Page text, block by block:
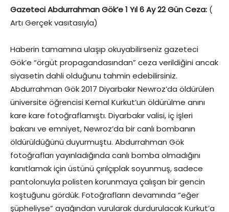
Gazeteci Abdurrahman Gök’e 1 Yıl 6 Ay 22 Gün Ceza: (
Artı Gerçek vasıtasıyla)
Haberin tamamına ulaşıp okuyabilirseniz gazeteci
Gök’e “örgüt propagandasından” ceza verildiğini ancak
siyasetin dahli olduğunu tahmin edebilirsiniz.
Abdurrahman Gök 2017 Diyarbakır Newroz’da öldürülen
üniversite öğrencisi Kemal Kurkut’un öldürülme anını
kare kare fotoğraflamıştı. Diyarbakır valisi, iç işleri
bakanı ve emniyet, Newroz’da bir canlı bombanın
öldürüldüğünü duyurmuştu. Abdurrahman Gök
fotoğrafları yayınladığında canlı bomba olmadığını
kanıtlamak için üstünü çırılçıplak soyunmuş, sadece
pantolonuyla polisten korunmaya çalışan bir gencin
koştuğunu gördük. Fotoğrafların devamında “eğer
şüpheliyse” ayağından vurularak durdurulacak Kurkut’a